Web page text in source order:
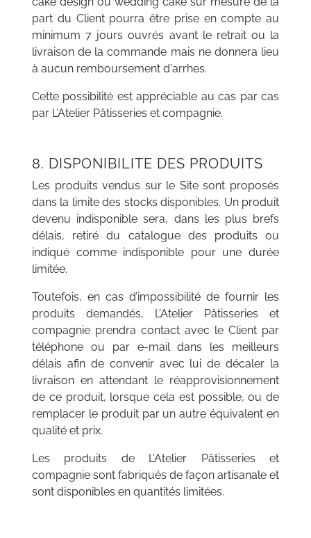
part du Client pourra être prise en compte au
minimum 7 jours ouvrés avant le retrait ou la
livraison de la commande mais ne donnera lieu
à aucun remboursement d'arrhes.
Cette possibilité est appréciable au cas par cas
par L’Atelier Pâtisseries et compagnie.
8. DISPONIBILITE DES PRODUITS
Les produits vendus sur le Site sont proposés
dans la limite des stocks disponibles. Un produit
devenu indisponible sera, dans les plus brefs
délais, retiré du catalogue des produits ou
indiqué comme indisponible pour une durée
limitée.
Toutefois, en cas d’impossibilité de fournir les
produits demandés, L’Atelier Pâtisseries et
compagnie prendra contact avec le Client par
téléphone ou par e-mail dans les meilleurs
délais afin de convenir avec lui de décaler la
livraison en attendant le réapprovisionnement
de ce produit, lorsque cela est possible, ou de
remplacer le produit par un autre équivalent en
qualité et prix.
Les produits de L’Atelier Pâtisseries et
compagnie sont fabriqués de façon artisanale et
sont disponibles en quantités limitées.